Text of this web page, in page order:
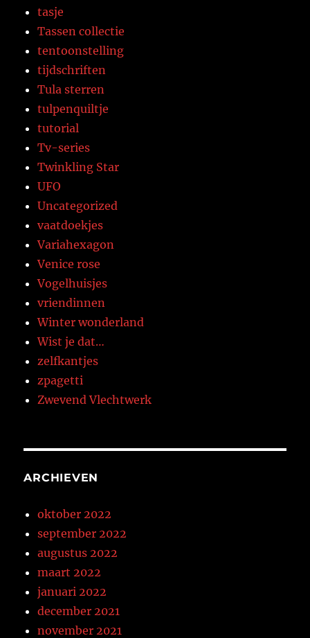
tasje
Tassen collectie
tentoonstelling
tijdschriften
Tula sterren
tulpenquiltje
tutorial
Tv-series
Twinkling Star
UFO
Uncategorized
vaatdoekjes
Variahexagon
Venice rose
Vogelhuisjes
vriendinnen
Winter wonderland
Wist je dat…
zelfkantjes
zpagetti
Zwevend Vlechtwerk
ARCHIEVEN
oktober 2022
september 2022
augustus 2022
maart 2022
januari 2022
december 2021
november 2021